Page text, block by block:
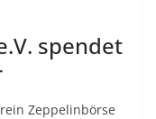
spendet
Zeppelinbörse